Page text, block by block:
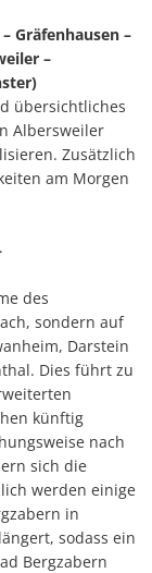
Gräfenhausen –
–
übersichtliches
Albersweiler
Zusätzlich
am Morgen
des
sondern auf
Darstein
Dies führt zu
künftig
nach
sich die
werden einige
in
sodass ein
Bergzabern